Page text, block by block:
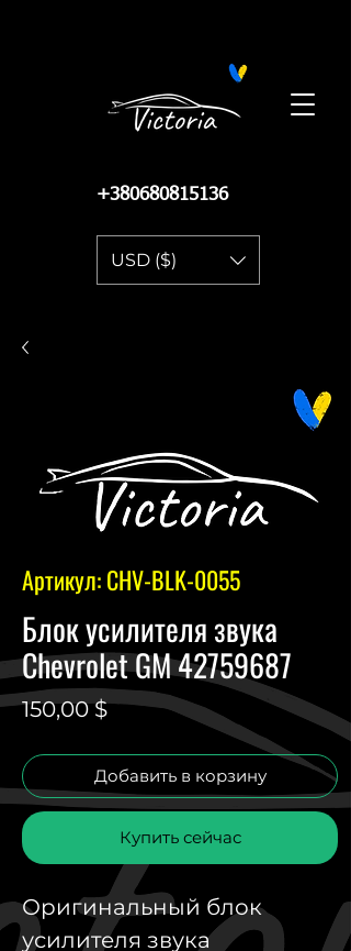
+380680815136
USD ($)
Артикул: CHV-BLK-0055
Блок усилителя звука
Chevrolet GM 42759687
150,00 $Цена
Добавить в корзину
Купить сейчас
Оригинальный блок
усилителя звука